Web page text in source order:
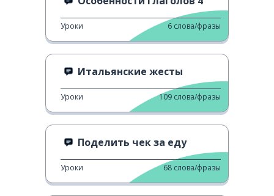
Уроки 6 слова/фразы
Итальянские жесты
Уроки 109 слова/фразы
Поделить чек за еду
Уроки 68 слова/фразы